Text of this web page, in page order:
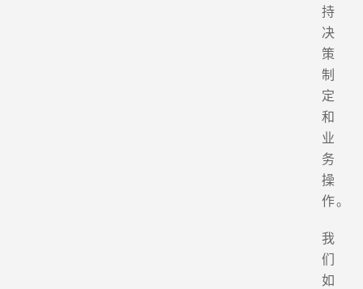
持
决
策
制
定
和
业
务
操
作。
我
们
如